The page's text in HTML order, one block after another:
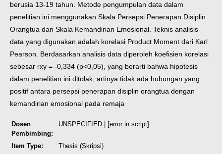
berusia 13-19 tahun. Metode pengumpulan data dalam
penelitian ini menggunakan Skala Persepsi Penerapan Disiplin
Orangtua dan Skala Kemandirian Emosional. Teknis analisis
data yang digunakan adalah korelasi Product Moment dari Karl
Pearson. Berdasarkan analisis data diperoleh koefisien korelasi
sebesar rxy = -0,334 (p<0,05), yang berarti bahwa hipotesis
dalam penelitian ini ditolak, artinya tidak ada hubungan yang
positif antara persepsi penerapan disiplin orangtua dengan
kemandirian emosional pada remaja
Dosen
Pembimbing:
UNSPECIFIED | [error in script]
Item Type:
Thesis (Skripsi)